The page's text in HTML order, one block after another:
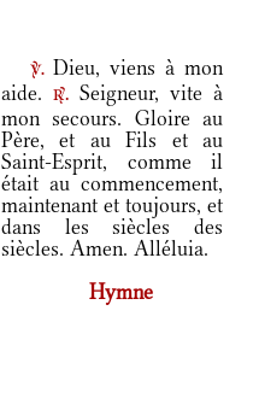
v.Dieu, viens à mon
aide.
r. Seigneur, vite à
mon secours. Gloire au
Père, et au Fils et au
Saint-Esprit, comme il
était au commencement,
maintenant et toujours, et
dans les siècles des
siècles. Amen. Alléluia.
Hymne